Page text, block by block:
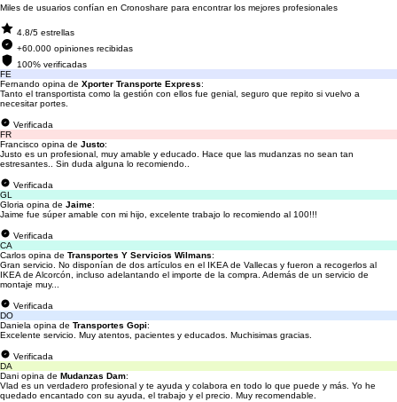
Miles de usuarios confían en Cronoshare para encontrar los mejores profesionales
4.8/5 estrellas
+60.000 opiniones recibidas
100% verificadas
FE
Fernando opina de Xporter Transporte Express:
Tanto el transportista como la gestión con ellos fue genial, seguro que repito si vuelvo a
necesitar portes.
Verificada
FR
Francisco opina de Justo:
Justo es un profesional, muy amable y educado. Hace que las mudanzas no sean tan
estresantes.. Sin duda alguna lo recomiendo..
Verificada
GL
Gloria opina de Jaime:
Jaime fue súper amable con mi hijo, excelente trabajo lo recomiendo al 100!!!
Verificada
CA
Carlos opina de Transportes Y Servicios Wilmans:
Gran servicio. No disponían de dos artículos en el IKEA de Vallecas y fueron a recogerlos al
IKEA de Alcorcón, incluso adelantando el importe de la compra. Además de un servicio de
montaje muy...
Verificada
DO
Daniela opina de Transportes Gopi:
Excelente servicio. Muy atentos, pacientes y educados. Muchisimas gracias.
Verificada
DA
Dani opina de Mudanzas Dam:
Vlad es un verdadero profesional y te ayuda y colabora en todo lo que puede y más. Yo he
quedado encantado con su ayuda, el trabajo y el precio. Muy recomendable.